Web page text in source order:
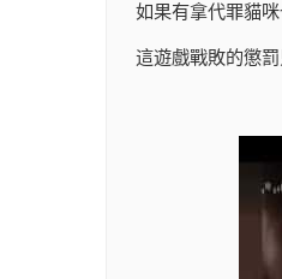
如果有拿代罪貓
這遊戲戰敗的懲